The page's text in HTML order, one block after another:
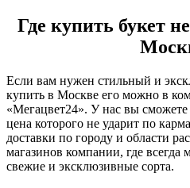
Где купить букет
Если вам нужен стильный и
купить в Москве его можно в
«Мегацвет24». У нас вы сможете
цена которого не ударит по
доставки по городу и области
магазинов компании, где
свежие и эксклюзивные сорта.